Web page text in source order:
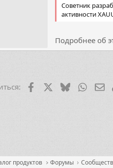
Советник
активности
Подробнее об
FacebookX (Twitter)
Bluesky
продуктов Форумы